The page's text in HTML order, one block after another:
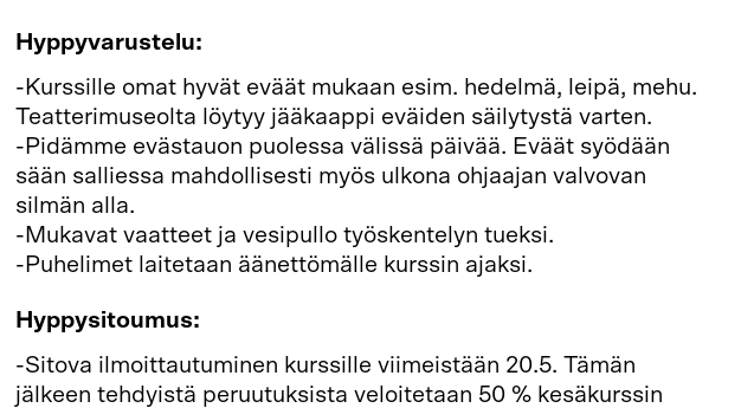
Hyppyvarustelu:
-Kurssille omat hyvät eväät mukaan esim. hedelmä, leipä, mehu.
Teatterimuseolta löytyy jääkaappi eväiden säilytystä varten.
-Pidämme evästauon puolessa välissä päivää. Eväät syödään
sään salliessa mahdollisesti myös ulkona ohjaajan valvovan
silmän alla.
-Mukavat vaatteet ja vesipullo työskentelyn tueksi.
-Puhelimet laitetaan äänettömälle kurssin ajaksi.
Hyppysitoumus:
-Sitova ilmoittautuminen kurssille viimeistään 20.5. Tämän
jälkeen tehdyistä peruutuksista veloitetaan 50 % kesäkurssin